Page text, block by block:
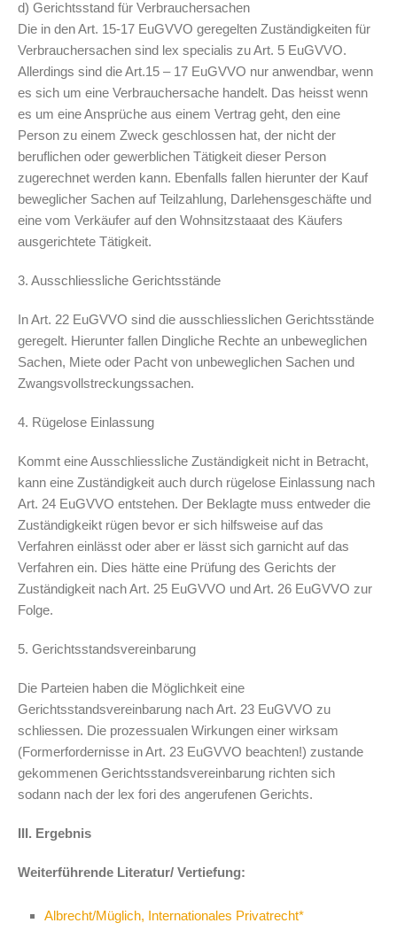
d) Gerichtsstand für Verbrauchersachen
Die in den Art. 15-17 EuGVVO geregelten Zuständigkeiten für
Verbrauchersachen sind lex specialis zu Art. 5 EuGVVO.
Allerdings sind die Art.15 – 17 EuGVVO nur anwendbar, wenn
es sich um eine Verbrauchersache handelt. Das heisst wenn
es um eine Ansprüche aus einem Vertrag geht, den eine
Person zu einem Zweck geschlossen hat, der nicht der
beruflichen oder gewerblichen Tätigkeit dieser Person
zugerechnet werden kann. Ebenfalls fallen hierunter der Kauf
beweglicher Sachen auf Teilzahlung, Darlehensgeschäfte und
eine vom Verkäufer auf den Wohnsitzstaaat des Käufers
ausgerichtete Tätigkeit.
3. Ausschliessliche Gerichtsstände
In Art. 22 EuGVVO sind die ausschliesslichen Gerichtsstände
geregelt. Hierunter fallen Dingliche Rechte an unbeweglichen
Sachen, Miete oder Pacht von unbeweglichen Sachen und
Zwangsvollstreckungssachen.
4. Rügelose Einlassung
Kommt eine Ausschliessliche Zuständigkeit nicht in Betracht,
kann eine Zuständigkeit auch durch rügelose Einlassung nach
Art. 24 EuGVVO entstehen. Der Beklagte muss entweder die
Zuständigkeikt rügen bevor er sich hilfsweise auf das
Verfahren einlässt oder aber er lässt sich garnicht auf das
Verfahren ein. Dies hätte eine Prüfung des Gerichts der
Zuständigkeit nach Art. 25 EuGVVO und Art. 26 EuGVVO zur
Folge.
5. Gerichtsstandsvereinbarung
Die Parteien haben die Möglichkeit eine
Gerichtsstandsvereinbarung nach Art. 23 EuGVVO zu
schliessen. Die prozessualen Wirkungen einer wirksam
(Formerfordernisse in Art. 23 EuGVVO beachten!) zustande
gekommenen Gerichtsstandsvereinbarung richten sich
sodann nach der lex fori des angerufenen Gerichts.
III. Ergebnis
Weiterführende Literatur/ Vertiefung:
Albrecht/Müglich, Internationales Privatrecht*